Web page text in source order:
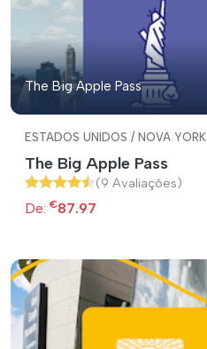
The Big Apple Pass
ESTADOS UNIDOS / NOVA YORK
The Big Apple Pass
(9 Avaliações)
De: €87.97